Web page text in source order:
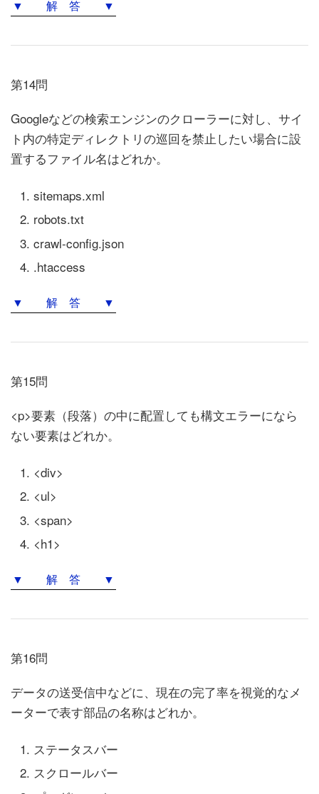
▼ 解 答 ▼
第14問
Googleなどの検索エンジンのクローラーに対し、サイ
ト内の特定ディレクトリの巡回を禁止したい場合に設
置するファイル名はどれか。
sitemaps.xml
robots.txt
crawl-config.json
.htaccess
▼ 解 答 ▼
第15問
<p>要素（段落）の中に配置しても構文エラーになら
ない要素はどれか。
<div>
<ul>
<span>
<h1>
▼ 解 答 ▼
第16問
データの送受信中などに、現在の完了率を視覚的なメ
ーターで表す部品の名称はどれか。
ステータスバー
スクロールバー